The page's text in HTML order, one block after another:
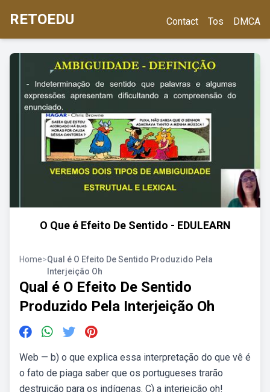
RETOEDU Contact Tos DMCA
O Que é Efeito De Sentido - EDULEARN
Home>Qual é O Efeito De Sentido Produzido Pela
Interjeição Oh
Qual é O Efeito De Sentido
Produzido Pela Interjeição Oh
Web — b) o que explica essa interpretação do que vê é
o fato de piaga saber que os portugueses trarão
destruição para os indígenas. C) a interjeição oh!